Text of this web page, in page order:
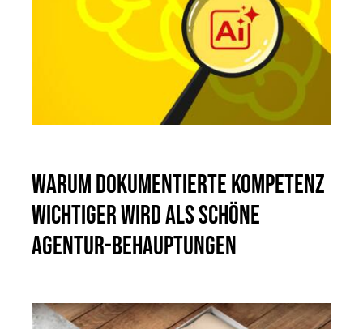
Warum dokumentierte Kompetenz
wichtiger wird als schöne
Agentur-Behauptungen